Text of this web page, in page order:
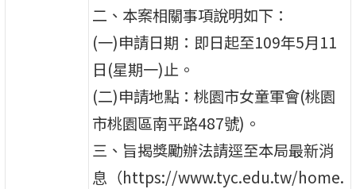
二、本案相關事項說明如下：
(一)申請日期：即日起至109年5月11
日(星期一)止。
(二)申請地點：桃園市女童軍會(桃園
市桃園區南平路487號)。
三、旨揭獎勵辦法請逕至本局最新消
息（https://www.tyc.edu.tw/home.